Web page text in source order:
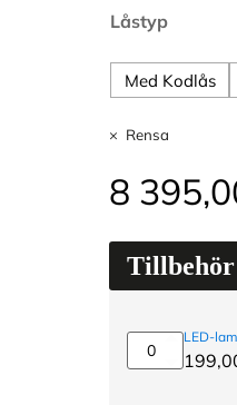
Låstyp
Med Kodlås
Rensa
8
LED-
lampa
LED-
Alternative: